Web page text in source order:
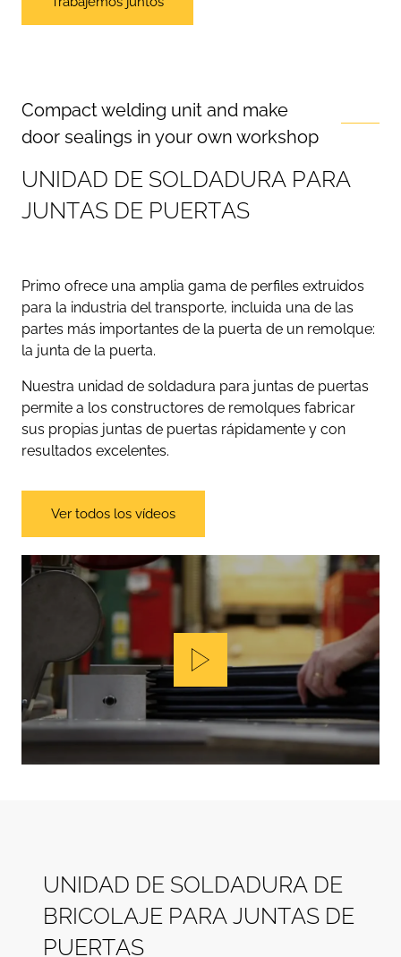
Compact welding unit and make
door sealings in your own workshop
UNIDAD DE SOLDADURA PARA
JUNTAS DE PUERTAS
Primo ofrece una amplia gama de perfiles extruidos
para la industria del transporte, incluida una de las
partes más importantes de la puerta de un remolque:
la junta de la puerta.
Nuestra unidad de soldadura para juntas de puertas
permite a los constructores de remolques fabricar
sus propias juntas de puertas rápidamente y con
resultados excelentes.
Ver todos los vídeos
Play
UNIDAD DE SOLDADURA DE
BRICOLAJE PARA JUNTAS DE
PUERTAS